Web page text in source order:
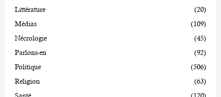
Littérature
(20)
Médias
(109)
Nécrologie
(45)
Parlons-en
(92)
Politique
(506)
Religion
(63)